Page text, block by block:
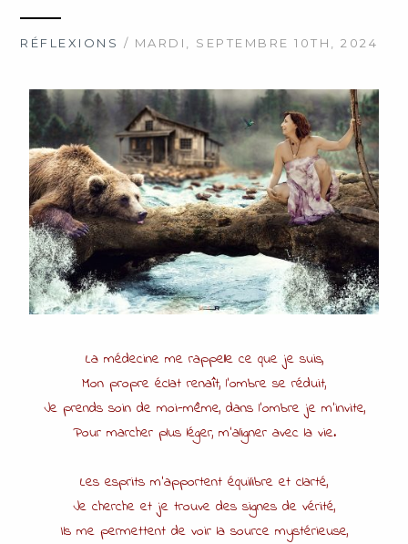
RÉFLEXIONS / MARDI, SEPTEMBRE 10TH, 2024
La médecine me rappelle ce que je suis,
Mon propre éclat renaît, l’ombre se réduit,
Je prends soin de moi-même, dans l’ombre je m’invite,
Pour marcher plus léger, m’aligner avec la vie.
Les esprits m’apportent équilibre et clarté,
Je cherche et je trouve des signes de vérité,
Ils me permettent de voir la source mystérieuse,